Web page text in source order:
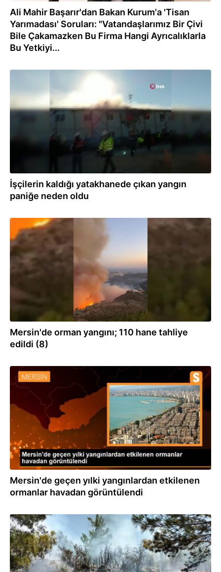
Ali Mahir Başarır'dan Bakan Kurum'a 'Tisan
Yarımadası' Soruları: "Vatandaşlarımız Bir Çivi
Bile Çakamazken Bu Firma Hangi Ayrıcalıklarla
Bu Yetkiyi...
İşçilerin kaldığı yatakhanede çıkan yangın
paniğe neden oldu
07.09.2022
Mersin'de orman yangını; 110 hane tahliye
edildi (8)
17.06.2022
Mersin'de geçen yılki yangınlardan etkilenen
ormanlar havadan görüntülendi
29.05.2022